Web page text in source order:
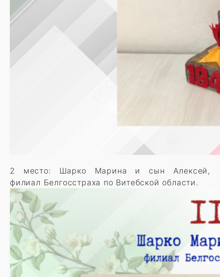
2 место: Шарко Марина и сын Алексей,
филиал Белгосстраха по Витебской области.